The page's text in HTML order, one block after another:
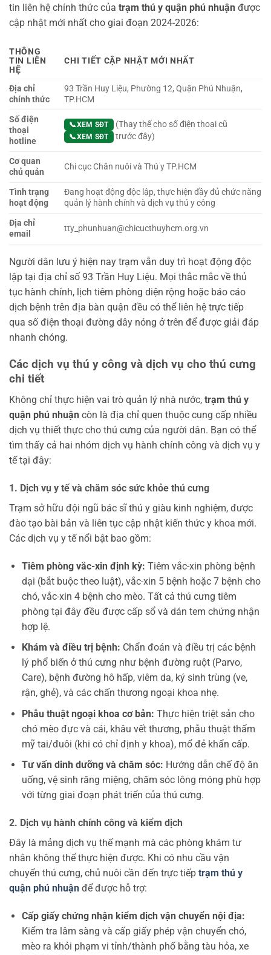
tin liên hệ chính thức của trạm thú y quận phú nhuận được
cập nhật mới nhất cho giai đoạn 2024-2026:
THÔNG
TIN LIÊN
HỆ
CHI TIẾT CẬP NHẬT MỚI NHẤT
Địa chỉ
chính thức
93 Trần Huy Liệu, Phường 12, Quận Phú Nhuận,
TP.HCM
Số điện
thoại
hotline
📞XEM SĐT (Thay thế cho số điện thoại cũ
📞XEM SĐT trước đây)
Cơ quan
chủ quản
Chi cục Chăn nuôi và Thú y TP.HCM
Tình trạng
hoạt động
Đang hoạt động độc lập, thực hiện đầy đủ chức năng
quản lý hành chính và dịch vụ thú y công
Địa chỉ
email
tty_phunhuan@chicucthuyhcm.org.vn
Người dân lưu ý hiện nay trạm vẫn duy trì hoạt động độc
lập tại địa chỉ số 93 Trần Huy Liệu. Mọi thắc mắc về thủ
tục hành chính, lịch tiêm phòng diện rộng hoặc báo cáo
dịch bệnh trên địa bàn quận đều có thể liên hệ trực tiếp
qua số điện thoại đường dây nóng ở trên để được giải đáp
nhanh chóng.
Các dịch vụ thú y công và dịch vụ cho thú cưng
chi tiết
Không chỉ thực hiện vai trò quản lý nhà nước, trạm thú y
quận phú nhuận còn là địa chỉ quen thuộc cung cấp nhiều
dịch vụ thiết thực cho thú cưng của người dân. Bạn có thể
tìm thấy cả hai nhóm dịch vụ hành chính công và dịch vụ y
tế tại đây:
1. Dịch vụ y tế và chăm sóc sức khỏe thú cưng
Trạm sở hữu đội ngũ bác sĩ thú y giàu kinh nghiệm, được
đào tạo bài bản và liên tục cập nhật kiến thức y khoa mới.
Các dịch vụ y tế nổi bật bao gồm:
Tiêm phòng vắc-xin định kỳ: Tiêm vắc-xin phòng bệnh
dại (bắt buộc theo luật), vắc-xin 5 bệnh hoặc 7 bệnh cho
chó, vắc-xin 4 bệnh cho mèo. Tất cả thú cưng tiêm
phòng tại đây đều được cấp sổ và dán tem chứng nhận
hợp lệ.
Khám và điều trị bệnh: Chẩn đoán và điều trị các bệnh
lý phổ biến ở thú cưng như bệnh đường ruột (Parvo,
Care), bệnh đường hô hấp, viêm da, ký sinh trùng (ve,
rận, ghẻ), và các chấn thương ngoại khoa nhẹ.
Phẫu thuật ngoại khoa cơ bản: Thực hiện triệt sản cho
chó mèo đực và cái, khâu vết thương, phẫu thuật thẩm
mỹ tai/đuôi (khi có chỉ định y khoa), mổ đẻ khẩn cấp.
Tư vấn dinh dưỡng và chăm sóc: Hướng dẫn chế độ ăn
uống, vệ sinh răng miệng, chăm sóc lông móng phù hợp
với từng giai đoạn phát triển của thú cưng.
2. Dịch vụ hành chính công và kiểm dịch
Đây là mảng dịch vụ thế mạnh mà các phòng khám tư
nhân không thể thực hiện được. Khi có nhu cầu vận
chuyển thú cưng, chủ nuôi cần đến trực tiếp trạm thú y
quận phú nhuận để được hỗ trợ:
Cấp giấy chứng nhận kiểm dịch vận chuyển nội địa:
Kiểm tra lâm sàng và cấp giấy phép vận chuyển chó,
mèo ra khỏi phạm vi tỉnh/thành phố bằng tàu hỏa, xe